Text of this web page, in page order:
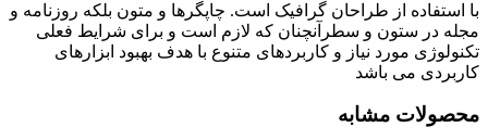
با استفاده از طراحان گرافیک است. چاپگرها و متون بلکه روزنامه و
مجله در ستون و سطرآنچنان که لازم است و برای شرایط فعلی
تکنولوژی مورد نیاز و کاربردهای متنوع با هدف بهبود ابزارهای
کاربردی می باشد
محصولات مشابه